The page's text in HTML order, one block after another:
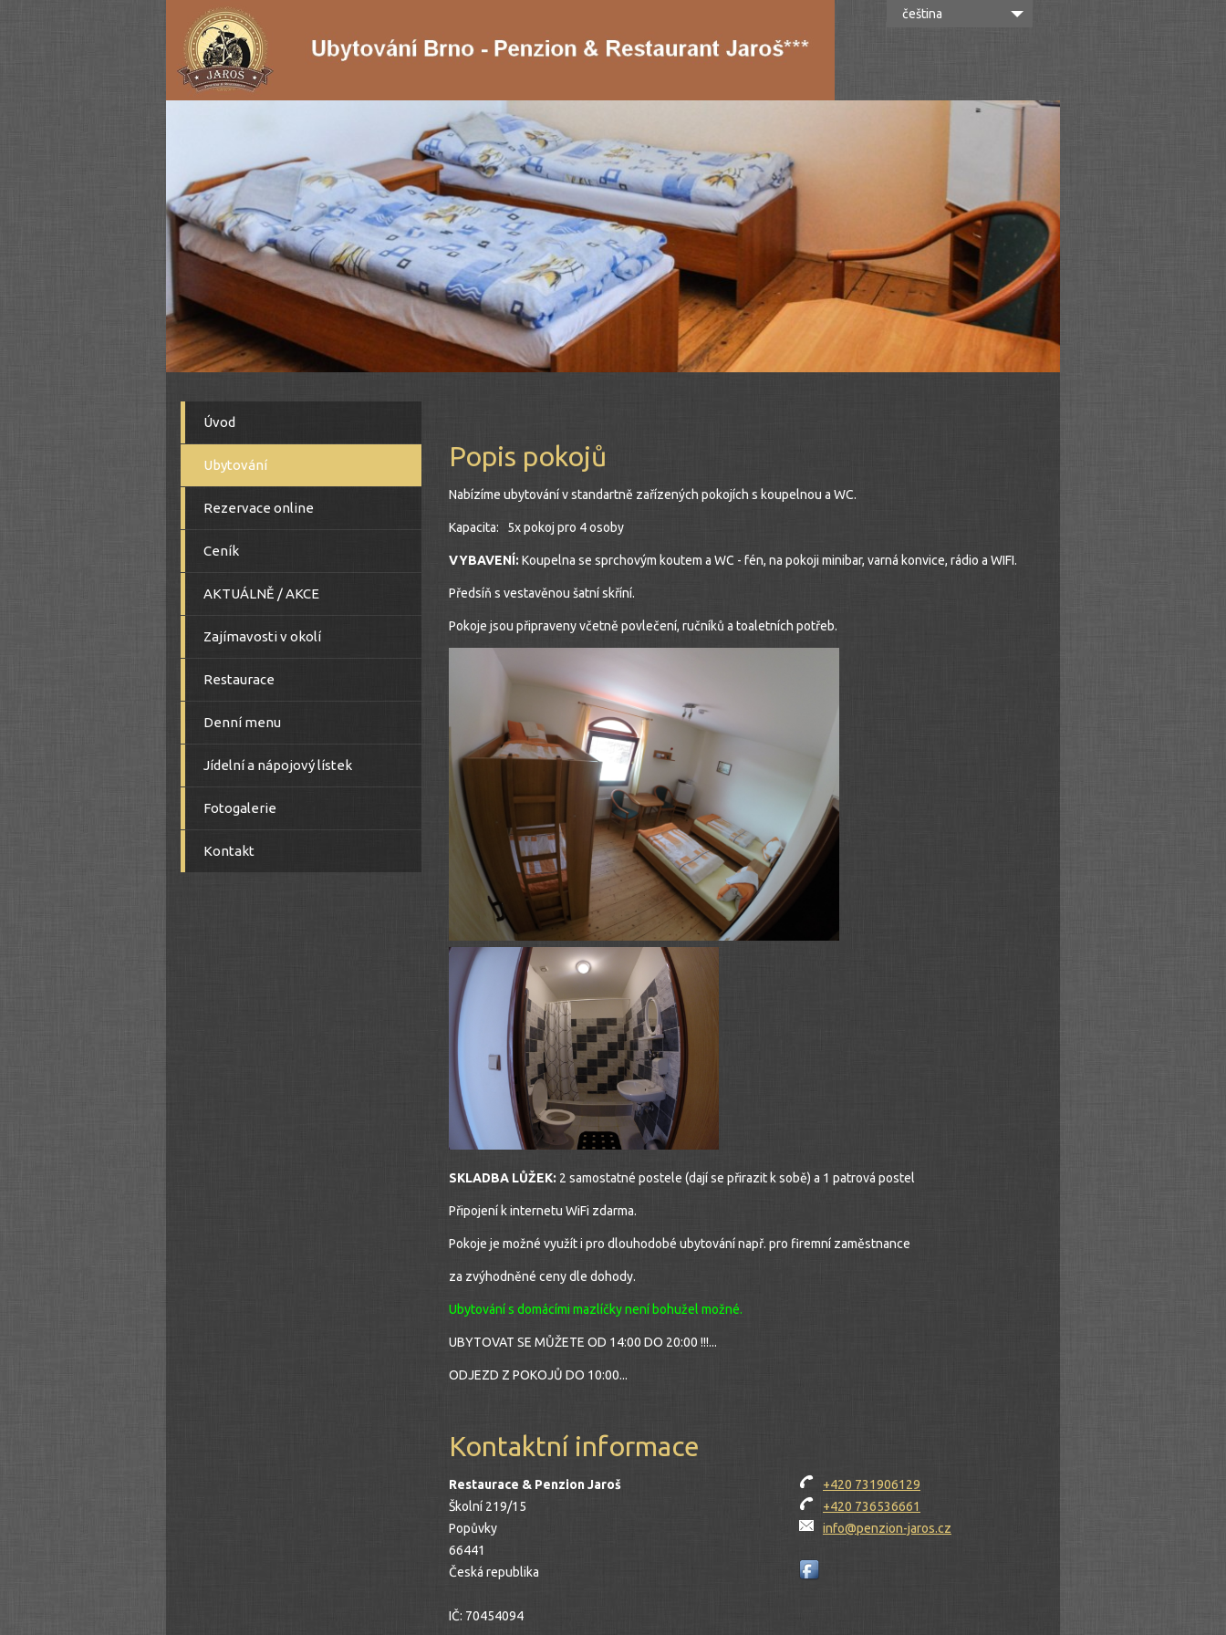
čeština
Úvod
Ubytování
Rezervace online
Ceník
AKTUÁLNĚ / AKCE
Zajímavosti v okolí
Restaurace
Denní menu
Jídelní a nápojový lístek
Fotogalerie
Kontakt
Popis pokojů
Nabízíme ubytování v standartně zařízených pokojích s koupelnou a WC.
Kapacita: 5x pokoj pro 4 osoby
VYBAVENÍ: Koupelna se sprchovým koutem a WC - fén, na pokoji minibar, varná konvice, rádio a WIFI.
Předsíň s vestavěnou šatní skříní.
Pokoje jsou připraveny včetně povlečení, ručníků a toaletních potřeb.
SKLADBA LŮŽEK: 2 samostatné postele (dají se přirazit k sobě) a 1 patrová postel
Připojení k internetu WiFi zdarma.
Pokoje je možné využít i pro dlouhodobé ubytování např. pro firemní zaměstnance
za zvýhodněné ceny dle dohody.
Ubytování s domácími mazlíčky není bohužel možné.
UBYTOVAT SE MŮŽETE OD 14:00 DO 20:00 !!!...
ODJEZD Z POKOJŮ DO 10:00...
Kontaktní informace
Restaurace & Penzion Jaroš
Školní 219/15
Popůvky
66441
Česká republika
IČ: 70454094
+420 731906129
+420 736536661
info@penzion-jaros.cz